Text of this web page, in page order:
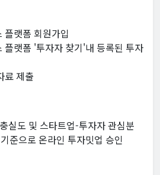
플랫폼 회원가입
플랫폼 '투자자 찾기'내 등록된 투자
료 제출
실도 및 스타트업-투자자 관심분
준으로 온라인 투자밋업 승인